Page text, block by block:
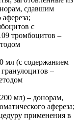
сдавшим
с
тромбоцитов –
мл (с содержанием
–
мл) – донорам,
афереза;
применения в